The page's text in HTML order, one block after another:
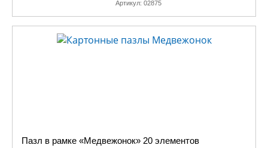
Артикул: 02875
Пазл в рамке «Медвежонок» 20 элементов